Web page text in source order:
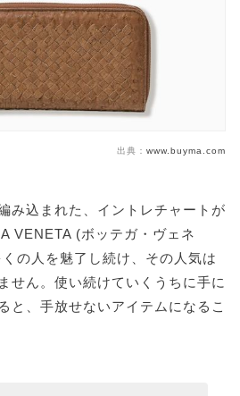
出典： www.buyma.com
み込まれた、イントレチャートが
VENETA (ボッテガ・ヴェネ
の人を魅了し続け、その人気は
せん。使い続けていくうちに手に
と、手放せないアイテムになるこ